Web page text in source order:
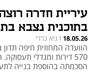
עיריית חדרה
בתוכנית נצבא
18.05.26
| גיא נרדי
הסכמתה בהוספת בנייה